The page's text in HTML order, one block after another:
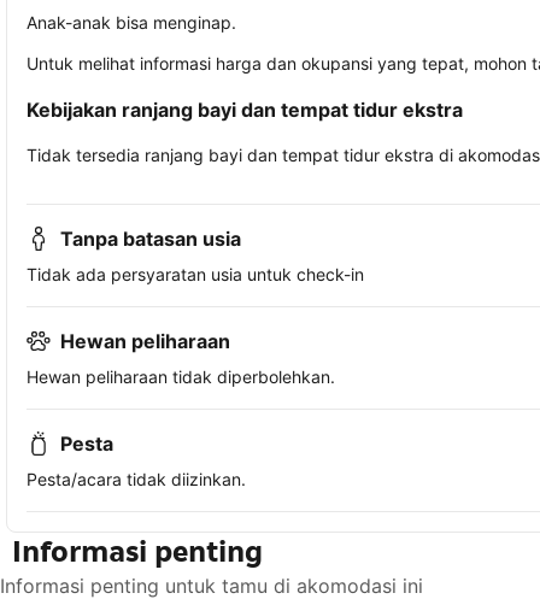
Anak-anak bisa menginap.
Untuk melihat informasi harga dan okupansi yang tepat,
Kebijakan ranjang bayi dan tempat tidur ekstra
Tidak tersedia ranjang bayi dan tempat tidur ekstra di
Tanpa batasan usia
Tidak ada persyaratan usia untuk check-in
Hewan peliharaan
Hewan peliharaan tidak diperbolehkan.
Pesta
Pesta/acara tidak diizinkan.
Informasi penting
Informasi penting untuk tamu di akomodasi ini